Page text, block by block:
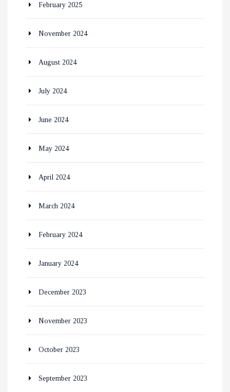
February 2025
November 2024
August 2024
July 2024
June 2024
May 2024
April 2024
March 2024
February 2024
January 2024
December 2023
November 2023
October 2023
September 2023